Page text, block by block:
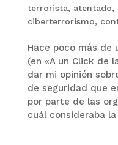
terrorista, atentado,
ciberterrorismo,
Hace poco más de
(en «A un Click de
dar mi opinión
de seguridad que
por parte de las
cuál consideraba